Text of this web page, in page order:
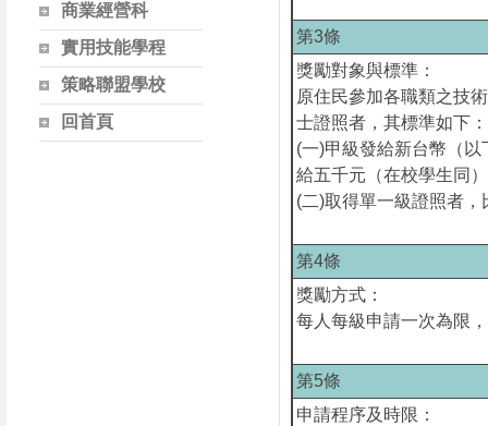
商業經營科
實用技能學程
策略聯盟學校
回首頁
第3條
獎勵對象與標準：
原住民參加各職類之技
士證照者，其標準如下
(一)甲級發給新台幣（
給五千元（在校學生同
(二)取得單一級證照者
第4條
獎勵方式：
每人每級申請一次為限
第5條
申請程序及時限：